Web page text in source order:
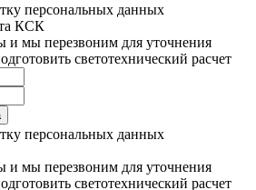
персональных данных
КСК
и мы перезвоним для уточнения
светотехнический расчет
персональных данных
и мы перезвоним для уточнения
светотехнический расчет